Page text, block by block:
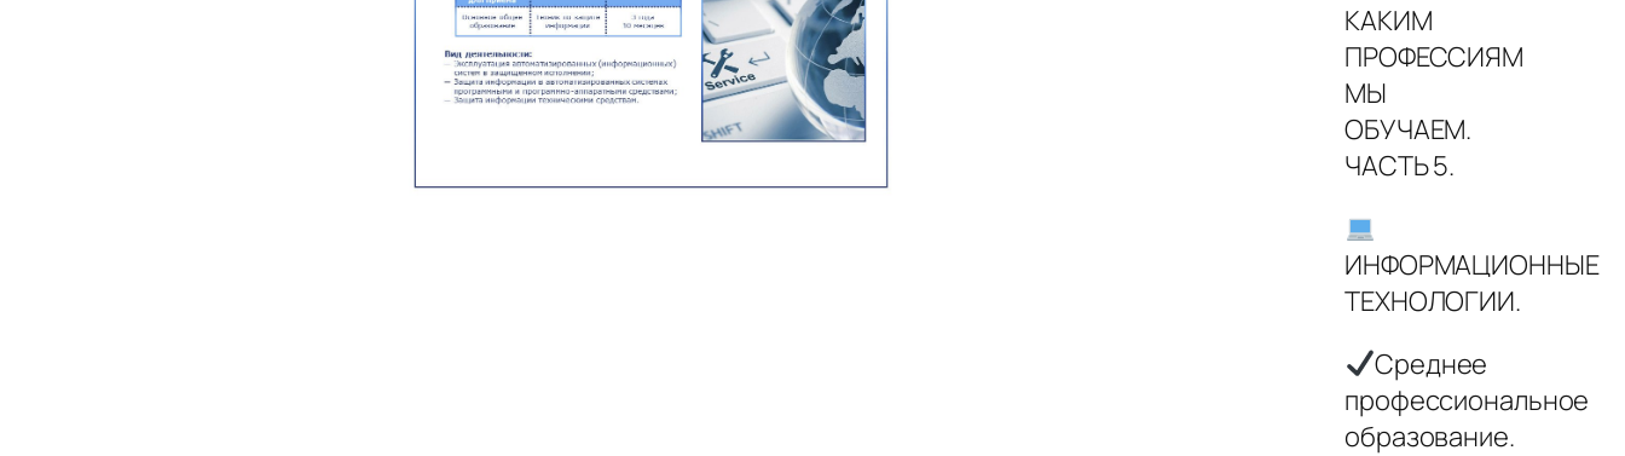
КАКИМ
ПРОФЕССИЯМ
МЫ
ОБУЧАЕМ.
ЧАСТЬ 5.
ИНФОРМАЦИОННЫЕ
ТЕХНОЛОГИИ.
Среднее
профессиональное
образование.